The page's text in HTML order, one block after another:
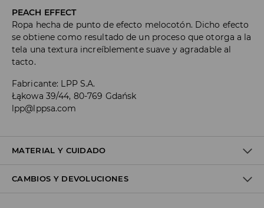
PEACH EFFECT
Ropa hecha de punto de efecto melocotón. Dicho efecto
se obtiene como resultado de un proceso que otorga a la
tela una textura increíblemente suave y agradable al
tacto.
Fabricante: LPP S.A.
Łąkowa 39/44, 80-769 Gdańsk
lpp@lppsa.com
MATERIAL Y CUIDADO
Material I: 100% COTTON
CAMBIOS Y DEVOLUCIONES